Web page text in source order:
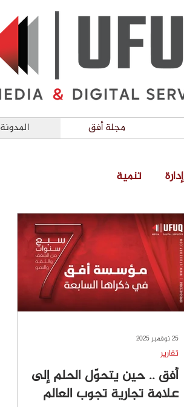
مجلة أفق المدونة
إدارة تنمية
أفق .. حين يتحوّل الحلم إلى
علامة تجارية تجوب العالم
تقارير
25 نوفمبر 2025